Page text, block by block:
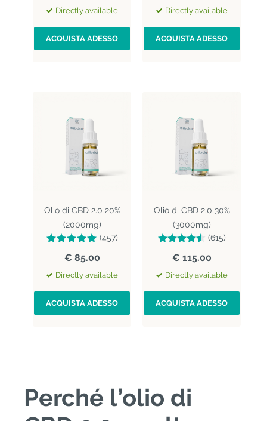
Directly available
ACQUISTA ADESSO
Directly available
ACQUISTA ADESSO
Olio di CBD 2.0 20%
(2000mg)
(457)
€ 85.00
Directly available
ACQUISTA ADESSO
Olio di CBD 2.0 30%
(3000mg)
(615)
€ 115.00
Directly available
ACQUISTA ADESSO
Perché l’olio di